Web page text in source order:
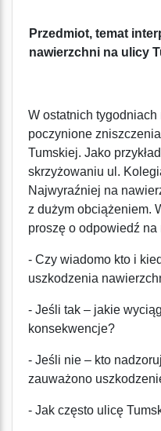
Przedmiot, temat
nawierzchni na ulicy
W ostatnich
poczynione
Tumskiej. Jako
skrzyżowaniu ul.
Najwyraźniej na
z dużym obciążeniem.
proszę o odpowiedź
- Czy wiadomo kto i
uszkodzenia
- Jeśli tak – jakie
konsekwencje?
- Jeśli nie – kto
zauważono
- Jak często ulicę